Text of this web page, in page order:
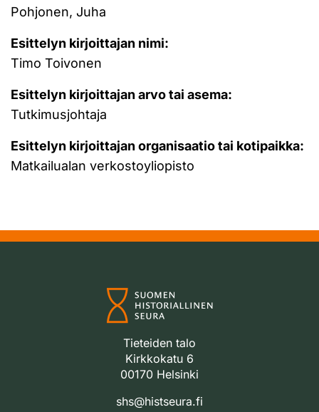
Pohjonen, Juha
Esittelyn kirjoittajan nimi:
Timo Toivonen
Esittelyn kirjoittajan arvo tai asema:
Tutkimusjohtaja
Esittelyn kirjoittajan organisaatio tai kotipaikka:
Matkailualan verkostoyliopisto
Tieteiden talo
Kirkkokatu 6
00170 Helsinki
shs@histseura.fi